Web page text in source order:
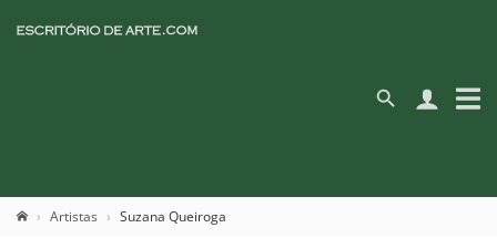
Artistas Suzana Queiroga